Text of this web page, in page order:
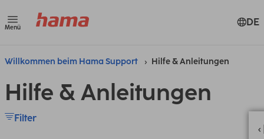
Menü DE
Willkommen beim Hama Support Hilfe & Anleitungen
Hilfe & Anleitungen
Filter